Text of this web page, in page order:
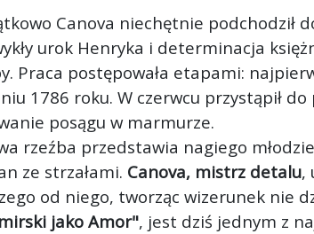
Canova niechętnie podchodził
urok Henryka i determinacja
Praca postępowała etapami:
1786 roku. W czerwcu przystąpił
posągu w marmurze.
rzeźba przedstawia nagiego
ze strzałami. Canova, mistrz detalu,
od niego, tworząc wizerunek nie
jako Amor", jest dziś jednym z